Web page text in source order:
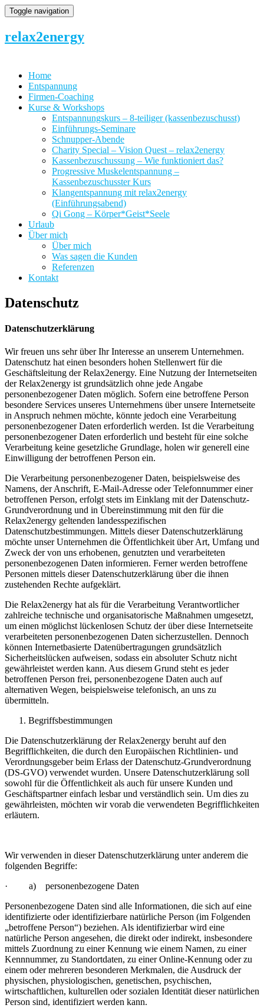
Toggle navigation
relax2energy
Home
Entspannung
Firmen-Coaching
Kurse & Workshops
Entspannungskurs – 8-teiliger (kassenbezuschusst)
Einführungs-Seminare
Schnupper-Abende
Charity Special – Vision Quest – relax2energy
Kassenbezuschussung – Wie funktioniert das?
Progressive Muskelentspannung –
Kassenbezuschusster Kurs
Klangentspannung mit relax2energy
(Einführungsabend)
Qi Gong – Körper*Geist*Seele
Urlaub
Über mich
Über mich
Was sagen die Kunden
Referenzen
Kontakt
Datenschutz
Datenschutzerklärung
Wir freuen uns sehr über Ihr Interesse an unserem Unternehmen.
Datenschutz hat einen besonders hohen Stellenwert für die
Geschäftsleitung der Relax2energy. Eine Nutzung der Internetseiten
der Relax2energy ist grundsätzlich ohne jede Angabe
personenbezogener Daten möglich. Sofern eine betroffene Person
besondere Services unseres Unternehmens über unsere Internetseite
in Anspruch nehmen möchte, könnte jedoch eine Verarbeitung
personenbezogener Daten erforderlich werden. Ist die Verarbeitung
personenbezogener Daten erforderlich und besteht für eine solche
Verarbeitung keine gesetzliche Grundlage, holen wir generell eine
Einwilligung der betroffenen Person ein.
Die Verarbeitung personenbezogener Daten, beispielsweise des
Namens, der Anschrift, E-Mail-Adresse oder Telefonnummer einer
betroffenen Person, erfolgt stets im Einklang mit der Datenschutz-
Grundverordnung und in Übereinstimmung mit den für die
Relax2energy geltenden landesspezifischen
Datenschutzbestimmungen. Mittels dieser Datenschutzerklärung
möchte unser Unternehmen die Öffentlichkeit über Art, Umfang und
Zweck der von uns erhobenen, genutzten und verarbeiteten
personenbezogenen Daten informieren. Ferner werden betroffene
Personen mittels dieser Datenschutzerklärung über die ihnen
zustehenden Rechte aufgeklärt.
Die Relax2energy hat als für die Verarbeitung Verantwortlicher
zahlreiche technische und organisatorische Maßnahmen umgesetzt,
um einen möglichst lückenlosen Schutz der über diese Internetseite
verarbeiteten personenbezogenen Daten sicherzustellen. Dennoch
können Internetbasierte Datenübertragungen grundsätzlich
Sicherheitslücken aufweisen, sodass ein absoluter Schutz nicht
gewährleistet werden kann. Aus diesem Grund steht es jeder
betroffenen Person frei, personenbezogene Daten auch auf
alternativen Wegen, beispielsweise telefonisch, an uns zu
übermitteln.
Begriffsbestimmungen
Die Datenschutzerklärung der Relax2energy beruht auf den
Begrifflichkeiten, die durch den Europäischen Richtlinien- und
Verordnungsgeber beim Erlass der Datenschutz-Grundverordnung
(DS-GVO) verwendet wurden. Unsere Datenschutzerklärung soll
sowohl für die Öffentlichkeit als auch für unsere Kunden und
Geschäftspartner einfach lesbar und verständlich sein. Um dies zu
gewährleisten, möchten wir vorab die verwendeten Begrifflichkeiten
erläutern.
Wir verwenden in dieser Datenschutzerklärung unter anderem die
folgenden Begriffe:
· a) personenbezogene Daten
Personenbezogene Daten sind alle Informationen, die sich auf eine
identifizierte oder identifizierbare natürliche Person (im Folgenden
„betroffene Person“) beziehen. Als identifizierbar wird eine
natürliche Person angesehen, die direkt oder indirekt, insbesondere
mittels Zuordnung zu einer Kennung wie einem Namen, zu einer
Kennnummer, zu Standortdaten, zu einer Online-Kennung oder zu
einem oder mehreren besonderen Merkmalen, die Ausdruck der
physischen, physiologischen, genetischen, psychischen,
wirtschaftlichen, kulturellen oder sozialen Identität dieser natürlichen
Person sind, identifiziert werden kann.